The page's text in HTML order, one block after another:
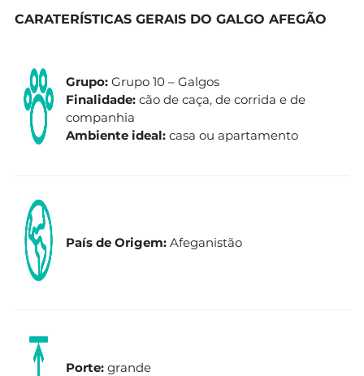
CARATERÍSTICAS GERAIS DO GALGO AFEGÃO
Grupo: Grupo 10 – Galgos
Finalidade: cão de caça, de corrida e de
companhia
Ambiente ideal: casa ou apartamento
País de Origem: Afeganistão
Porte: grande